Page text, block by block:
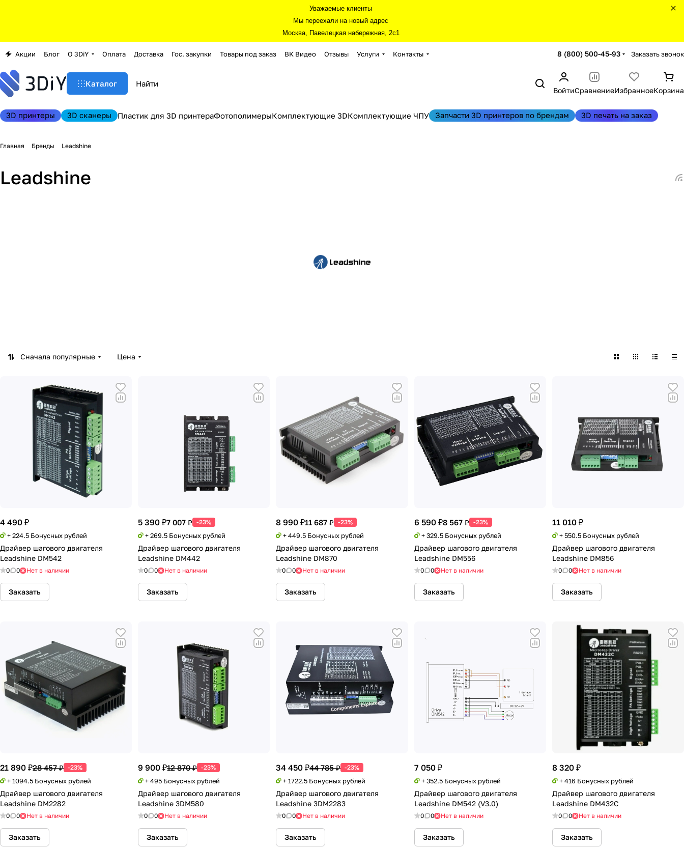
Уважаемые клиенты
Мы переехали на новый адрес
Москва, Павелецкая набережная, 2с1
Акции Блог О 3DiY Оплата Доставка Гос. закупки Товары под заказ ВК Видео Отзывы Услуги Контакты 8 (800) 500-45-93 Заказать звонок
Каталог
ВойтиСравнениеИзбранноеКорзина
3D принтеры 3D сканеры Пластик для 3D принтераФотополимерыКомплектующие 3DКомплектующие ЧПУ Запчасти 3D принтеров по брендам 3D печать на заказ
Главная Бренды Leadshine
Leadshine
Сначала популярные Цена
4 490 ₽
+ 224.5 Бонусных рублей
Драйвер шагового двигателя
Leadshine DM542
0 0 Нет в наличии
Заказать
5 390 ₽7 007 ₽ -23%
+ 269.5 Бонусных рублей
Драйвер шагового двигателя
Leadshine DM442
0 0 Нет в наличии
Заказать
8 990 ₽11 687 ₽ -23%
+ 449.5 Бонусных рублей
Драйвер шагового двигателя
Leadshine DM870
0 0 Нет в наличии
Заказать
6 590 ₽8 567 ₽ -23%
+ 329.5 Бонусных рублей
Драйвер шагового двигателя
Leadshine DM556
0 0 Нет в наличии
Заказать
11 010 ₽
+ 550.5 Бонусных рублей
Драйвер шагового двигателя
Leadshine DM856
0 0 Нет в наличии
Заказать
21 890 ₽28 457 ₽ -23%
+ 1094.5 Бонусных рублей
Драйвер шагового двигателя
Leadshine DM2282
0 0 Нет в наличии
Заказать
9 900 ₽12 870 ₽ -23%
+ 495 Бонусных рублей
Драйвер шагового двигателя
Leadshine 3DM580
0 0 Нет в наличии
Заказать
34 450 ₽44 785 ₽ -23%
+ 1722.5 Бонусных рублей
Драйвер шагового двигателя
Leadshine 3DM2283
0 0 Нет в наличии
Заказать
7 050 ₽
+ 352.5 Бонусных рублей
Драйвер шагового двигателя
Leadshine DM542 (V3.0)
0 0 Нет в наличии
Заказать
8 320 ₽
+ 416 Бонусных рублей
Драйвер шагового двигателя
Leadshine DM432C
0 0 Нет в наличии
Заказать